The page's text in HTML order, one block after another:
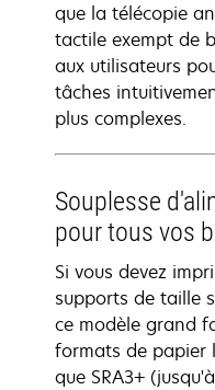
que la télécopie
tactile exempt de
aux utilisateurs
tâches
plus complexes.
Souplesse
pour tous vos
Si vous devez
supports de taille
ce modèle grand
formats de papier
que SRA3+